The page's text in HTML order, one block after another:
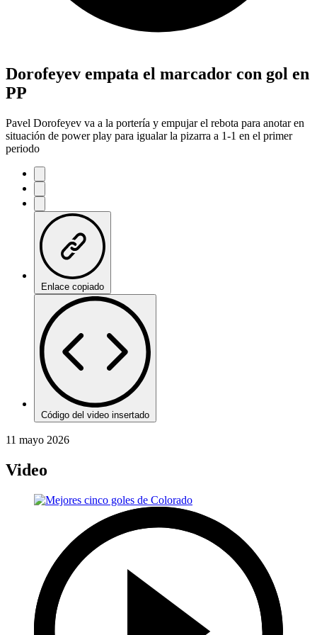
Dorofeyev empata el marcador con gol en
PP
Pavel Dorofeyev va a la portería y empujar el rebota para anotar en
situación de power play para igualar la pizarra a 1-1 en el primer
periodo
Enlace copiado
Código del video insertado
11 mayo 2026
Video